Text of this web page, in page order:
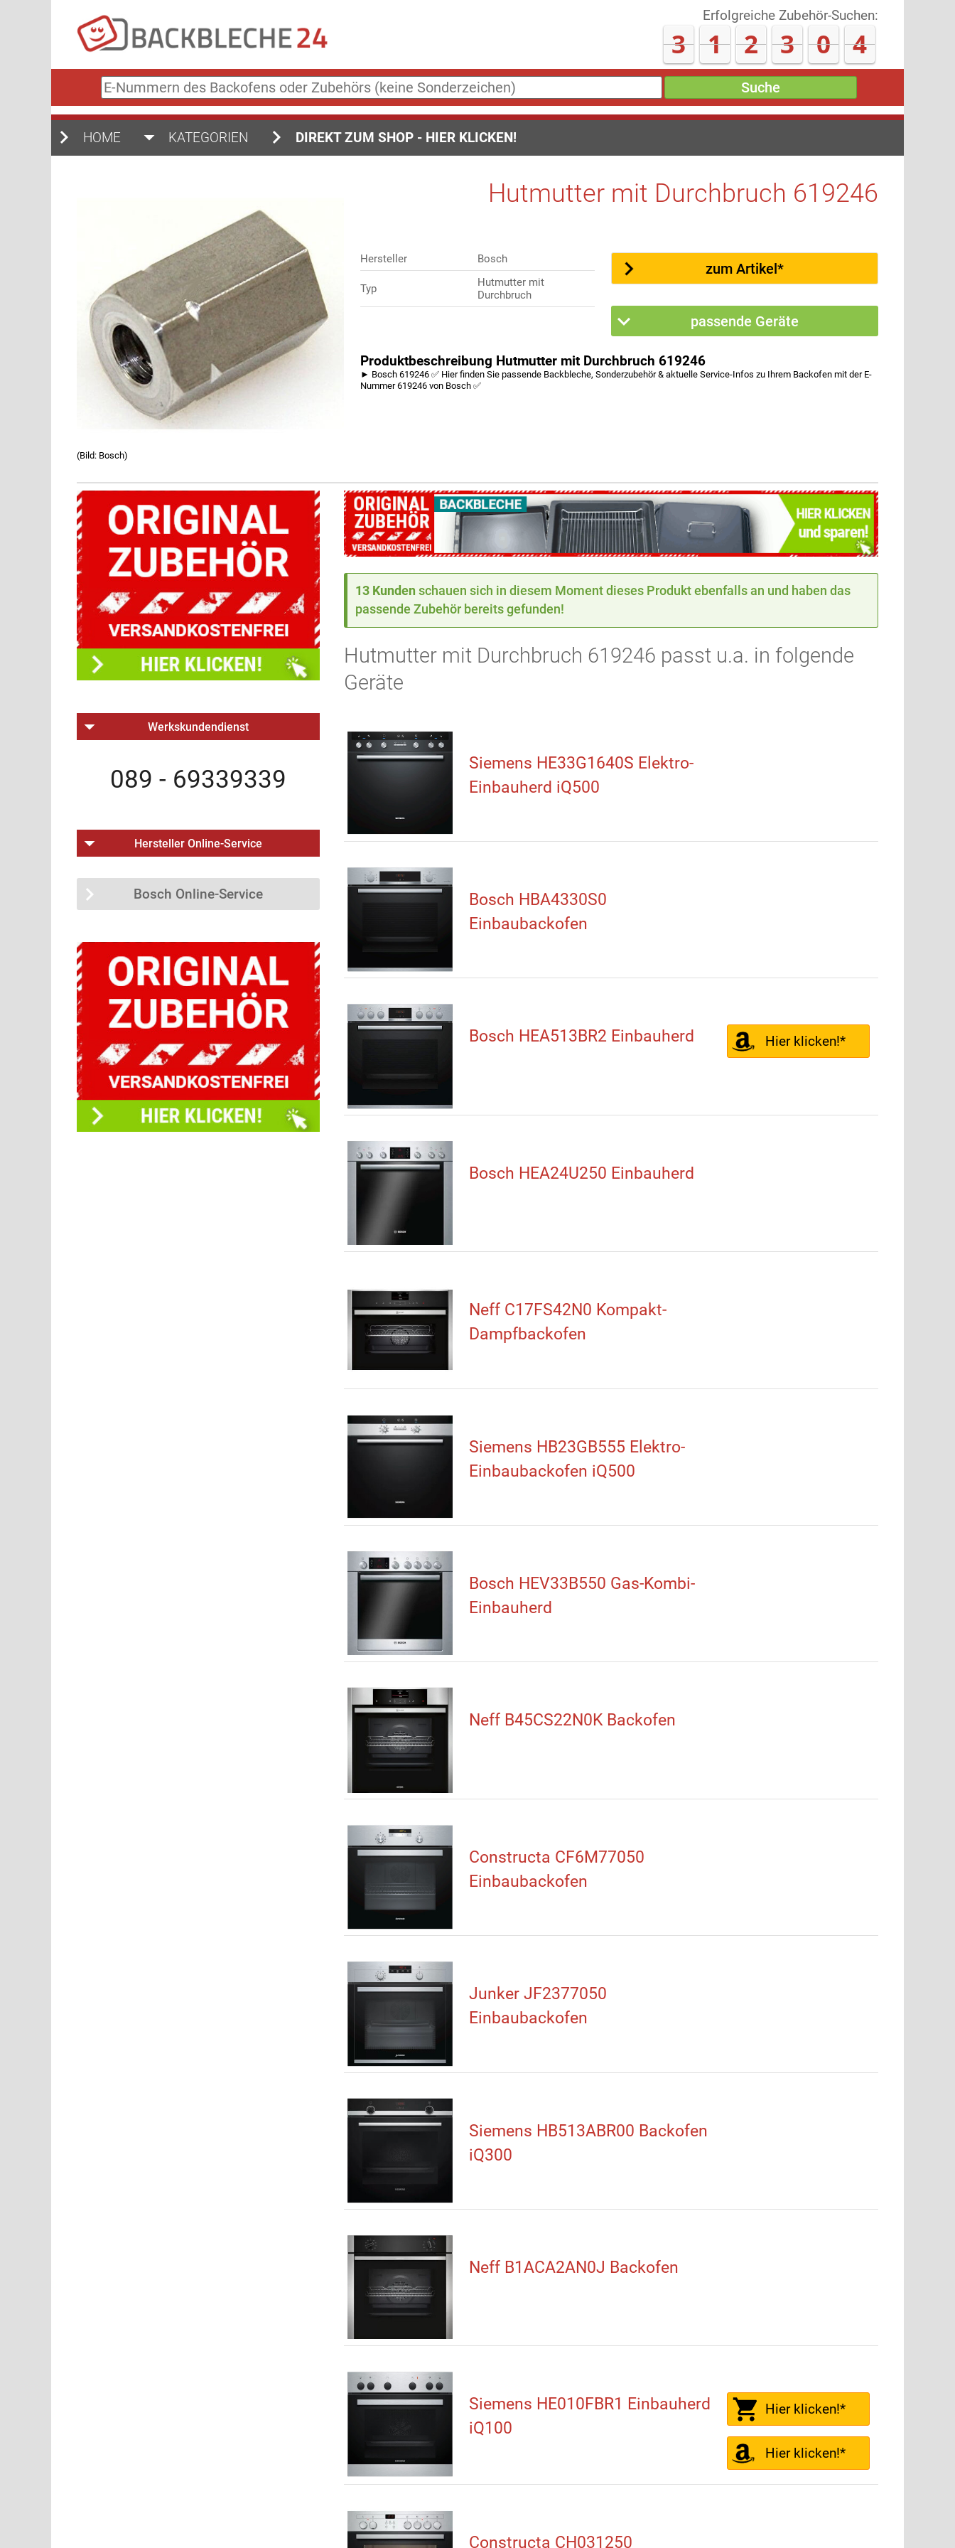
Erfolgreiche Zubehör-Suchen:
3 1 2 3 1 5
E-
Nummern
des
oder
Suche
HOME KATEGORIEN DIREKT ZUM SHOP - HIER KLICKEN!
(Bild: Bosch)
Hutmutter mit Durchbruch 619246
Hersteller Bosch
Typ
Hutmutter mit
Durchbruch
zum Artikel*
passende Geräte
Produktbeschreibung Hutmutter mit Durchbruch 619246
► Bosch 619246 ✅ Hier finden Sie passende Backbleche, Sonderzubehör & aktuelle Service-Infos zu Ihrem Backofen mit der E-
Nummer 619246 von Bosch ✅
13 Kunden schauen sich in diesem Moment dieses Produkt ebenfalls an und haben das
passende Zubehör bereits gefunden!
Hutmutter mit Durchbruch 619246 passt u.a. in folgende
Geräte
Siemens HE33G1640S Elektro-
Einbauherd iQ500
Bosch HBA4330S0
Einbaubackofen
Bosch HEA513BR2 Einbauherd Hier klicken!*
Bosch HEA24U250 Einbauherd
Neff C17FS42N0 Kompakt-
Dampfbackofen
Siemens HB23GB555 Elektro-
Einbaubackofen iQ500
Bosch HEV33B550 Gas-Kombi-
Einbauherd
Neff B45CS22N0K Backofen
Constructa CF6M77050
Einbaubackofen
Junker JF2377050
Einbaubackofen
Siemens HB513ABR00 Backofen
iQ300
Neff B1ACA2AN0J Backofen
Siemens HE010FBR1 Einbauherd
iQ100
Hier klicken!*
Hier klicken!*
Constructa CH031250
Werkskundendienst
089 - 69339339
Hersteller Online-Service
Bosch Online-Service